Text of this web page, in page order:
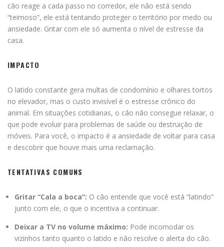
cão reage a cada passo no corredor, ele não está sendo
“teimoso”, ele está tentando proteger o território por medo ou
ansiedade. Gritar com ele só aumenta o nível de estresse da
casa.
IMPACTO
O latido constante gera multas de condomínio e olhares tortos
no elevador, mas o custo invisível é o estresse crônico do
animal. Em situações cotidianas, o cão não consegue relaxar, o
que pode evoluir para problemas de saúde ou destruição de
móveis. Para você, o impacto é a ansiedade de voltar para casa
e descobrir que houve mais uma reclamação.
TENTATIVAS COMUNS
Gritar “Cala a boca”: O cão entende que você está “latindo”
junto com ele, o que o incentiva a continuar.
Deixar a TV no volume máximo: Pode incomodar os
vizinhos tanto quanto o latido e não resolve o alerta do cão.